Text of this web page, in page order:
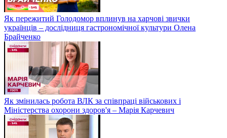
Як пережитий Голодомор вплинув на харчові звички
українців – дослідниця гастрономічної культури Олена
Брайченко
Як змінилась робота ВЛК за співпраці військових і
Міністерства охорони здоров'я – Марія Карчевич